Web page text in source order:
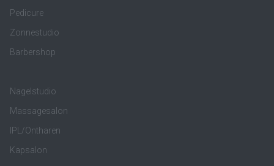
Pedicure
Zonnestudio
Barbershop
Nagelstudio
Massagesalon
IPL/Ontharen
Kapsalon